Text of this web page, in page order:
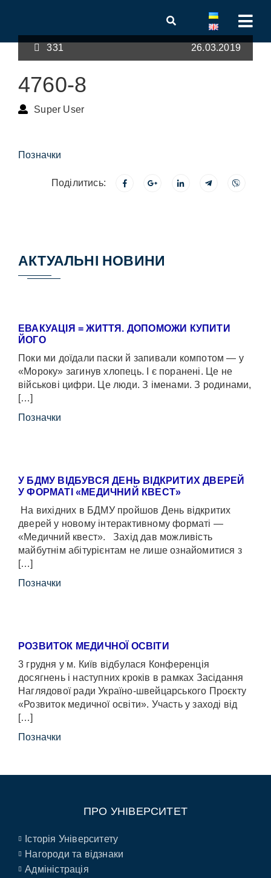
331 26.03.2019
4760-8
Super User
Позначки
Поділитись:
АКТУАЛЬНІ НОВИНИ
ЕВАКУАЦІЯ = ЖИТТЯ. ДОПОМОЖИ КУПИТИ
ЙОГО
Поки ми доїдали паски й запивали компотом — у
«Мороку» загинув хлопець. І є поранені. Це не
військові цифри. Це люди. З іменами. З родинами,
[…]
Позначки
У БДМУ ВІДБУВСЯ ДЕНЬ ВІДКРИТИХ ДВЕРЕЙ
У ФОРМАТІ «МЕДИЧНИЙ КВЕСТ»
На вихідних в БДМУ пройшов День відкритих
дверей у новому інтерактивному форматі —
«Медичний квест». Захід дав можливість
майбутнім абітурієнтам не лише ознайомитися з
[…]
Позначки
РОЗВИТОК МЕДИЧНОЇ ОСВІТИ
3 грудня у м. Київ відбулася Конференція
досягнень і наступних кроків в рамках Засідання
Наглядової ради Україно-швейцарського Проєкту
«Розвиток медичної освіти». Участь у заході від
[…]
Позначки
ПРО УНІВЕРСИТЕТ
Історія Університету
Нагороди та відзнаки
Адміністрація